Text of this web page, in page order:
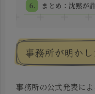
まとめ：沈黙が
事務所が明か
事務所の公式発表に